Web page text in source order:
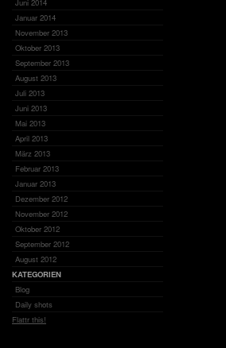
Juni 2014
Januar 2014
November 2013
Oktober 2013
September 2013
August 2013
Juli 2013
Juni 2013
Mai 2013
April 2013
März 2013
Februar 2013
Januar 2013
Dezember 2012
November 2012
Oktober 2012
September 2012
August 2012
KATEGORIEN
Blog
Daily shots
Flattr this!